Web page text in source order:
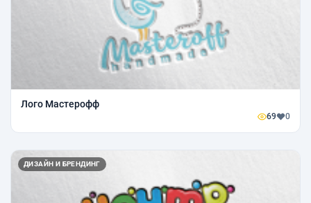
Лого Мастерофф
69 0
ДИЗАЙН И БРЕНДИНГ